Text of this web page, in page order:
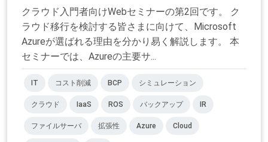
クラウド入門者向けWebセミナーの第2回です。 ク
ラウド移行を検討する皆さまに向けて、Microsoft
Azureが選ばれる理由を分かり易く解説します。 本
セミナーでは、Azureの主要サ...
IT コスト削減 BCP シミュレーション
クラウド IaaS ROS バックアップ IR
ファイルサーバ 拡張性 Azure Cloud